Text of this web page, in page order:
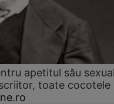
apetitul său
toate cocotele